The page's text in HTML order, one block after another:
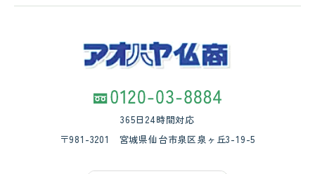
365日24時間対応
〒981-3201 宮城県仙台市泉区泉ヶ丘3-19-5